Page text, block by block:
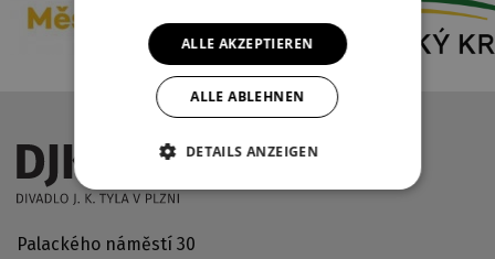
Palackého náměstí 30
ALLE AKZEPTIEREN
ALLE ABLEHNEN
DETAILS ANZEIGEN